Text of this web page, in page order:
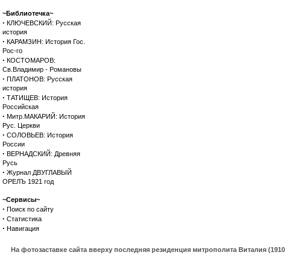
~Библиотечка~
· КЛЮЧЕВСКИЙ: Русская
история
· КАРАМЗИН: История Гос.
Рос-го
· КОСТОМАРОВ:
Св.Владимир - Романовы
· ПЛАТОНОВ: Русская
история
· ТАТИЩЕВ: История
Российская
· Митр.МАКАРИЙ: История
Рус. Церкви
· СОЛОВЬЕВ: История
России
· ВЕРНАДСКИЙ: Древняя
Русь
· Журнал ДВУГЛАВЫЙ
ОРЕЛЪ 1921 год
~Сервисы~
· Поиск по сайту
· Статистика
· Навигация
На фотозаставке сайта вверху последняя резиденция митрополита Виталия